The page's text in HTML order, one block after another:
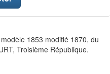
1853 modifié 1870, du
Troisième République.